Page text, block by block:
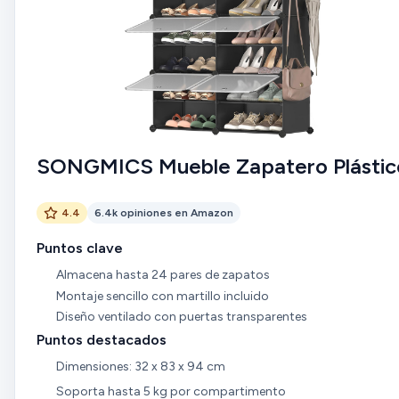
eficiente para mantener tus zapatos ordenados y al alcance.
Su construcción robusta y montaje sin complicaciones son
ventajas notables. Sin embargo, ten en cuenta las
limitaciones de altura para ciertos tipos de calzado. En
general, es una adición valiosa a cualquier espacio y una
forma efectiva de mantener tus zapatos organizados. ¡Dale
un impulso a tu organización de calzado con esta estantería
SONGMICS Mueble Zapatero
4.4 6.4k opiniones en Amazon
Puntos clave
Almacena hasta 24 pares de zapatos
Montaje sencillo con martillo incluido
Diseño ventilado con puertas transparentes
Puntos destacados
Dimensiones: 32 x 83 x 94 cm
Soporta hasta 5 kg por compartimento